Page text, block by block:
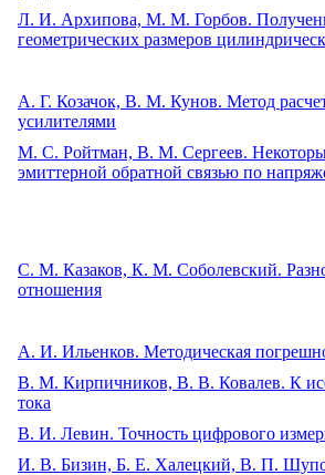
Л. И. Архипова, М. М. Горбов.
геометрических размеров
А. Г. Козачок, В. М. Кунов. Метод
усилителями
М. С. Ройтман, В. М. Сергеев.
эмиттерной обратной связью по
С. М. Казаков, К. М. Соболевский.
отношения
А. И. Ильенков. Методическая
В. М. Кирпичников, В. В. Ковалев. К
тока
В. И. Левин. Точность цифрового
И. В. Бизин, Б. Е. Халецкий, В. П.